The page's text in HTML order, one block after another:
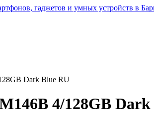
гаджетов и умных устройств в
Dark Blue RU
4/128GB